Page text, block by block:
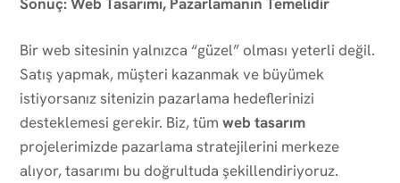
Bir web sitesinin yalnızca “güzel” olması yeterli değil.
Satış yapmak, müşteri kazanmak ve büyümek
istiyorsanız sitenizin pazarlama hedeflerinizi
desteklemesi gerekir. Biz, tüm web tasarım
projelerimizde pazarlama stratejilerini merkeze
alıyor, tasarımı bu doğrultuda şekillendiriyoruz.